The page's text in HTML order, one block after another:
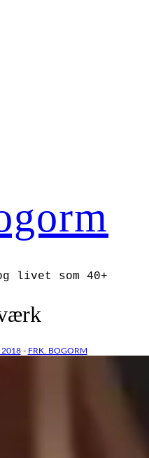
livet som 40+
2018- FRK. BOGORM